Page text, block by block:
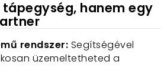
hanem egy
rendszer: Segítségével
üzemeltetheted a